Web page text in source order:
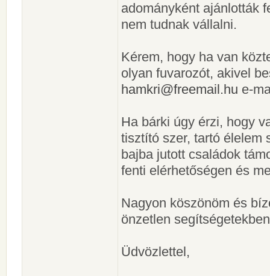
adományként ajánlották
nem tudnak vállalni.
Kérem, hogy ha van
olyan fuvarozót, akivel
hamkri@freemail.hu e-
Ha bárki úgy érzi, hogy
tisztító szer, tartó élelem
bajba jutott családok
fenti elérhetőségen és
Nagyon köszönöm és
önzetlen
Üdvözlettel,